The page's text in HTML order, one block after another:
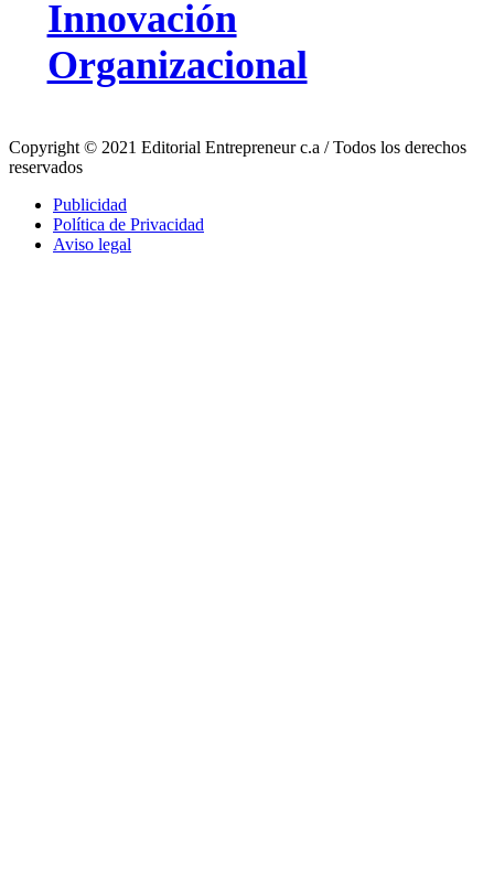
Innovación
Organizacional
Copyright © 2021 Editorial Entrepreneur c.a / Todos los derechos
reservados
Publicidad
Política de Privacidad
Aviso legal